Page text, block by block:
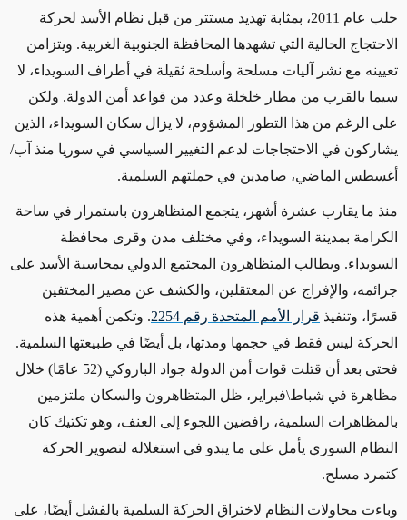
حلب عام 2011، بمثابة تهديد مستتر من قبل نظام الأسد لحركة
الاحتجاج الحالية التي تشهدها المحافظة الجنوبية الغربية. ويتزامن
تعيينه مع نشر آليات مسلحة وأسلحة ثقيلة في أطراف السويداء، لا
سيما بالقرب من مطار خلخلة وعدد من قواعد أمن الدولة. ولكن
على الرغم من هذا التطور المشؤوم، لا يزال سكان السويداء، الذين
يشاركون في الاحتجاجات لدعم التغيير السياسي في سوريا منذ آب/
أغسطس الماضي، صامدين في حملتهم السلمية.
منذ ما يقارب عشرة أشهر، يتجمع المتظاهرون باستمرار في ساحة
الكرامة بمدينة السويداء، وفي مختلف مدن وقرى محافظة
السويداء. ويطالب المتظاهرون المجتمع الدولي بمحاسبة الأسد على
جرائمه، والإفراج عن المعتقلين، والكشف عن مصير المختفين
قسرًا، وتنفيذ قرار الأمم المتحدة رقم 2254
. وتكمن أهمية هذه
الحركة ليس فقط في حجمها ومدتها، بل أيضًا في طبيعتها السلمية.
فحتى بعد أن قتلت قوات أمن الدولة جواد الباروكي (52 عامًا) خلال
مظاهرة في شباط\فبراير، ظل المتظاهرون والسكان ملتزمين
بالمظاهرات السلمية، رافضين اللجوء إلى العنف، وهو تكتيك كان
النظام السوري يأمل على ما يبدو في استغلاله لتصوير الحركة
كتمرد مسلح.
وباءت محاولات النظام لاختراق الحركة السلمية بالفشل أيضًا، على